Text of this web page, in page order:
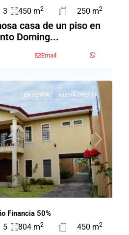
3 450 m2 250 m2
casa de un piso en
Doming...
Email
Next
EN VENTA NUEVA OFERTA
Financia 50%
5 804 m2 450 m2